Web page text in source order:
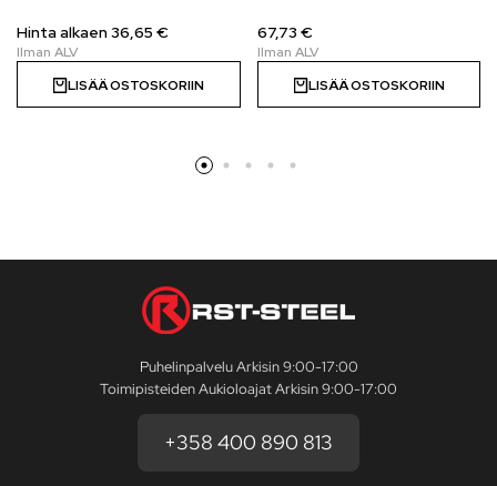
Hinta alkaen36,65 €
LISÄÄ OSTOSKORIIN
67,73 €
LISÄÄ OSTOSKORIIN
Puhelinpalvelu Arkisin 9:00-17:00
Toimipisteiden Aukioloajat Arkisin 9:00-17:00
+358 400 890 813